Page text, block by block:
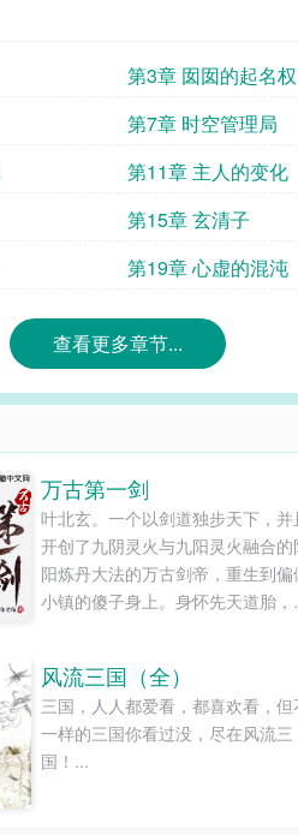
第3章 囡囡的起名权
第7章 时空管理局
第11章 主人的变化
第15章 玄清子
第19章 心虚的混沌
查看更多章节...
万古第一剑
叶北玄。一个以剑道独步天下，并
开创了九阴灵火与九阳灵火融合的
阳炼丹大法的万古剑帝，重生到偏
小镇的傻子身上。身怀先天道胎，
风流三国（全）
三国，人人都爱看，都喜欢看，但
一样的三国你看过没，尽在风流三
国！...